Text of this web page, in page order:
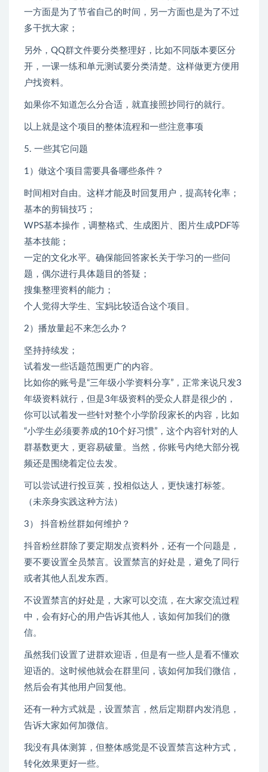
一方面是为了节省自己的时间，另一方面也是为了不过
多干扰大家；
另外，QQ群文件要分类整理好，比如不同版本要区分
开，一课一练和单元测试要分类清楚。这样做更方便用
户找资料。
如果你不知道怎么分合适，就直接照抄同行的就行。
以上就是这个项目的整体流程和一些注意事项
5. 一些其它问题
1）做这个项目需要具备哪些条件？
时间相对自由。这样才能及时回复用户，提高转化率；
基本的剪辑技巧；
WPS基本操作，调整格式、生成图片、图片生成PDF等
基本技能；
一定的文化水平。确保能回答家长关于学习的一些问
题，偶尔进行具体题目的答疑；
搜集整理资料的能力；
个人觉得大学生、宝妈比较适合这个项目。
2）播放量起不来怎么办？
坚持持续发；
试着发一些话题范围更广的内容。
比如你的账号是“三年级小学资料分享”，正常来说只发3
年级资料就行，但是3年级资料的受众人群是很少的，
你可以试着发一些针对整个小学阶段家长的内容，比如
“小学生必须要养成的10个好习惯”，这个内容针对的人
群基数更大，更容易破量。当然，你账号内绝大部分视
频还是围绕着定位去发。
可以尝试进行投豆荚，投相似达人，更快速打标签。
（未亲身实践这种方法）
3） 抖音粉丝群如何维护？
抖音粉丝群除了要定期发点资料外，还有一个问题是，
要不要设置全员禁言。设置禁言的好处是，避免了同行
或者其他人乱发东西。
不设置禁言的好处是，大家可以交流，在大家交流过程
中，会有好心的用户告诉其他人，该如何加我们的微
信。
虽然我们设置了进群欢迎语，但是有一些人是看不懂欢
迎语的。这时候他就会在群里问，该如何加我们微信，
然后会有其他用户回复他。
还有一种方式就是，设置禁言，然后定期群内发消息，
告诉大家如何加微信。
我没有具体测算，但整体感觉是不设置禁言这种方式，
转化效果更好一些。